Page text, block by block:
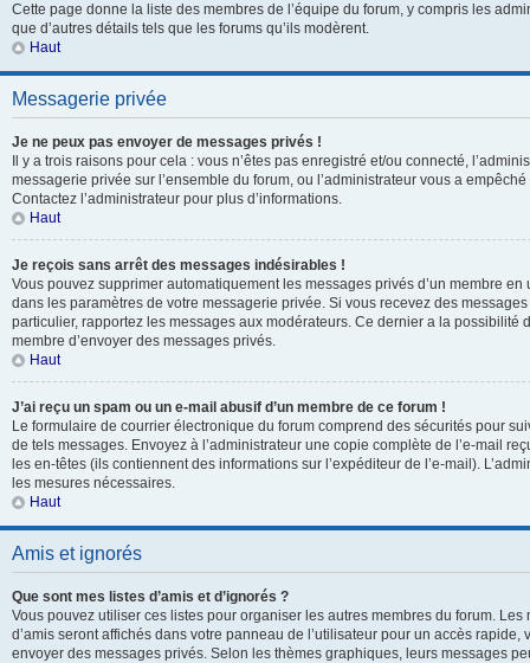
Cette page donne la liste des membres de l’équipe du forum, y compris les
que d’autres détails tels que les forums qu’ils modèrent.
Haut
Messagerie privée
Je ne peux pas envoyer de messages privés !
Il y a trois raisons pour cela : vous n’êtes pas enregistré et/ou connecté,
messagerie privée sur l’ensemble du forum, ou l’administrateur vous a
Contactez l’administrateur pour plus d’informations.
Haut
Je reçois sans arrêt des messages indésirables !
Vous pouvez supprimer automatiquement les messages privés d’un membre
dans les paramètres de votre messagerie privée. Si vous recevez des
particulier, rapportez les messages aux modérateurs. Ce dernier a la possibilité
membre d’envoyer des messages privés.
Haut
J’ai reçu un spam ou un e-mail abusif d’un membre de ce forum !
Le formulaire de courrier électronique du forum comprend des sécurités pour
de tels messages. Envoyez à l’administrateur une copie complète de l’e-mail
les en-têtes (ils contiennent des informations sur l’expéditeur de l’e-mail).
les mesures nécessaires.
Haut
Amis et ignorés
Que sont mes listes d’amis et d’ignorés ?
Vous pouvez utiliser ces listes pour organiser les autres membres du forum. Les
d’amis seront affichés dans votre panneau de l’utilisateur pour un accès
envoyer des messages privés. Selon les thèmes graphiques, leurs messages